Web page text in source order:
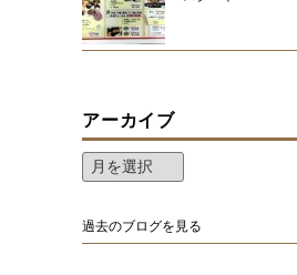
アーカイブ
過去のブログを見る